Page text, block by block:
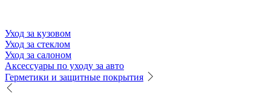
Уход за кузовом
Уход за стеклом
Уход за салоном
Аксессуары по уходу за авто
Герметики и защитные покрытия